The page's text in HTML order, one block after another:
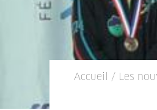
Accueil / Les